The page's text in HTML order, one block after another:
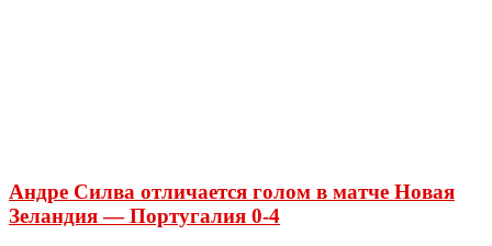
Андре Силва отличается голом в матче Новая
Зеландия — Португалия 0-4